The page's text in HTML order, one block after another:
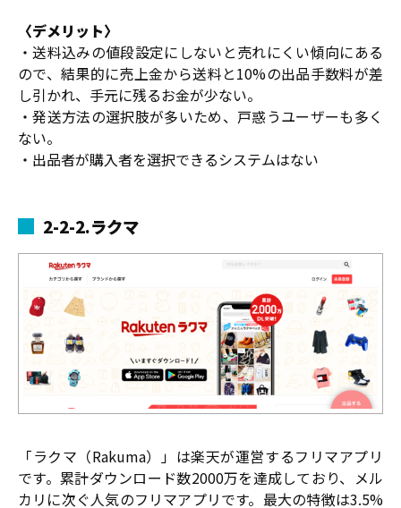
〈デメリット〉
・送料込みの値段設定にしないと売れにくい傾向にある
ので、結果的に売上金から送料と10%の出品手数料が差
し引かれ、手元に残るお金が少ない。
・発送方法の選択肢が多いため、戸惑うユーザーも多く
ない。
・出品者が購入者を選択できるシステムはない
2-2-2.ラクマ
「ラクマ（Rakuma）」は楽天が運営するフリマアプリ
です。累計ダウンロード数2000万を達成しており、メル
カリに次ぐ人気のフリマアプリです。最大の特徴は3.5%